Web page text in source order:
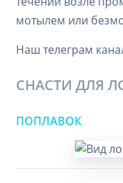
мотылем или
Наш телеграм
СНАСТИ ДЛЯ
ПОПЛАВОК